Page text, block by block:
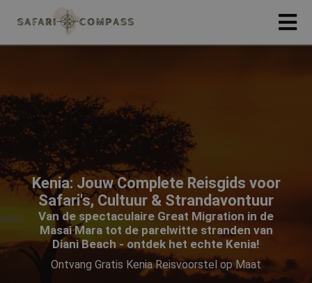
Kenia: Jouw Complete Reisgids voor
Safari's, Cultuur & Strandavontuur
Van de spectaculaire Great Migration in de
Masai Mara tot de parelwitte stranden van
Diani Beach - ontdek het echte Kenia!
Ontvang Gratis Kenia Reisvoorstel op Maat